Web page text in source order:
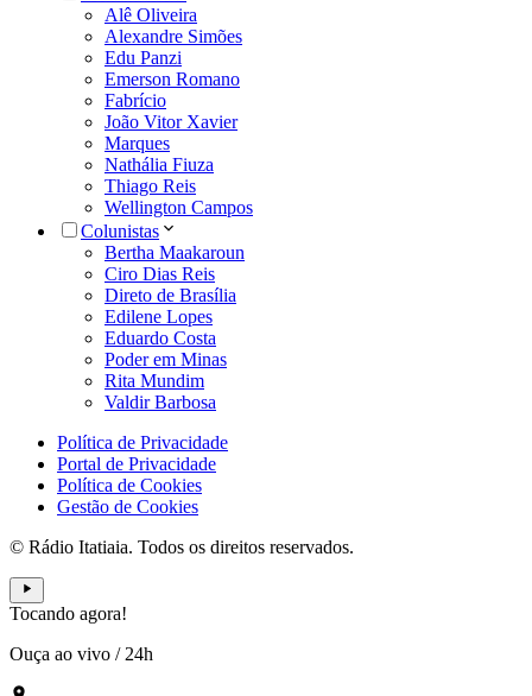
Alê Oliveira
Alexandre Simões
Edu Panzi
Emerson Romano
Fabrício
João Vitor Xavier
Marques
Nathália Fiuza
Thiago Reis
Wellington Campos
Colunistas
Bertha Maakaroun
Ciro Dias Reis
Direto de Brasília
Edilene Lopes
Eduardo Costa
Poder em Minas
Rita Mundim
Valdir Barbosa
Política de Privacidade
Portal de Privacidade
Política de Cookies
Gestão de Cookies
© Rádio Itatiaia. Todos os direitos reservados.
Tocando agora!
Ouça ao vivo / 24h